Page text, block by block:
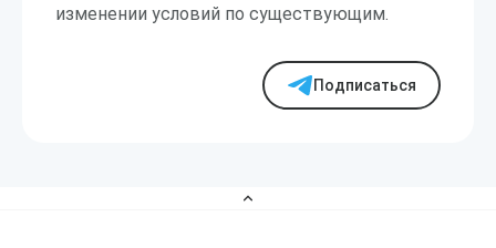
изменении условий по существующим.
Подписаться